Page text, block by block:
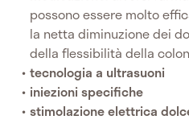
possono essere molto
la netta diminuzione dei
della flessibilità della
tecnologia a ultrasuoni
iniezioni specifiche
stimolazione elettrica